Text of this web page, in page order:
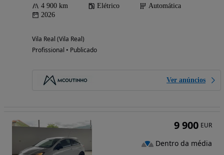
4 900 km Elétrico
Automática
2026
Vila Real (Vila Real)
Profissional • Publicado
Ver anúncios
9 900 EUR
Dentro da média